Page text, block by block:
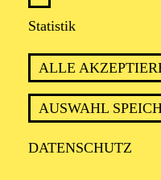
Statistik
ALLE
AUSWAHL
DATENSCHUTZ
Mit Teilnehmenden
Gesellschaft